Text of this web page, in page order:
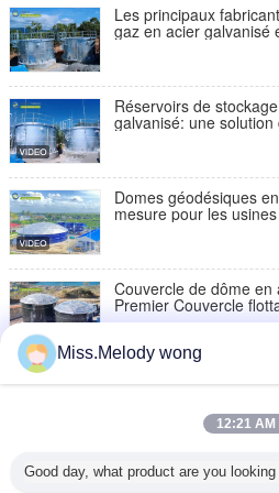
Les principaux
gaz en acier galvanisé
d'ingénierie de
Réservoirs de
galvanisé: une
Domes géodésiques
mesure pour les
eaux usées: la
Couvercle de dôme
Premier Couvercle
du corps du réservoir
L'histoire des toits
Émail central: premier
Miss.Melody wong
12:21 AM
Good day, what product are you looking